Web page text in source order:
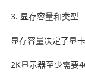
3. 显存容量和类型
显存容量决定了显
2K显示器至少需要